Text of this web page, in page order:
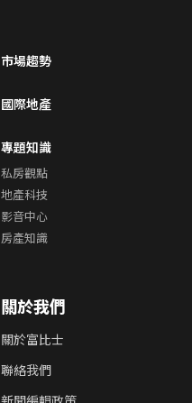
市場趨勢
國際地產
專題知識
私房觀點
地產科技
影音中心
房產知識
關於我們
關於富比士
聯絡我們